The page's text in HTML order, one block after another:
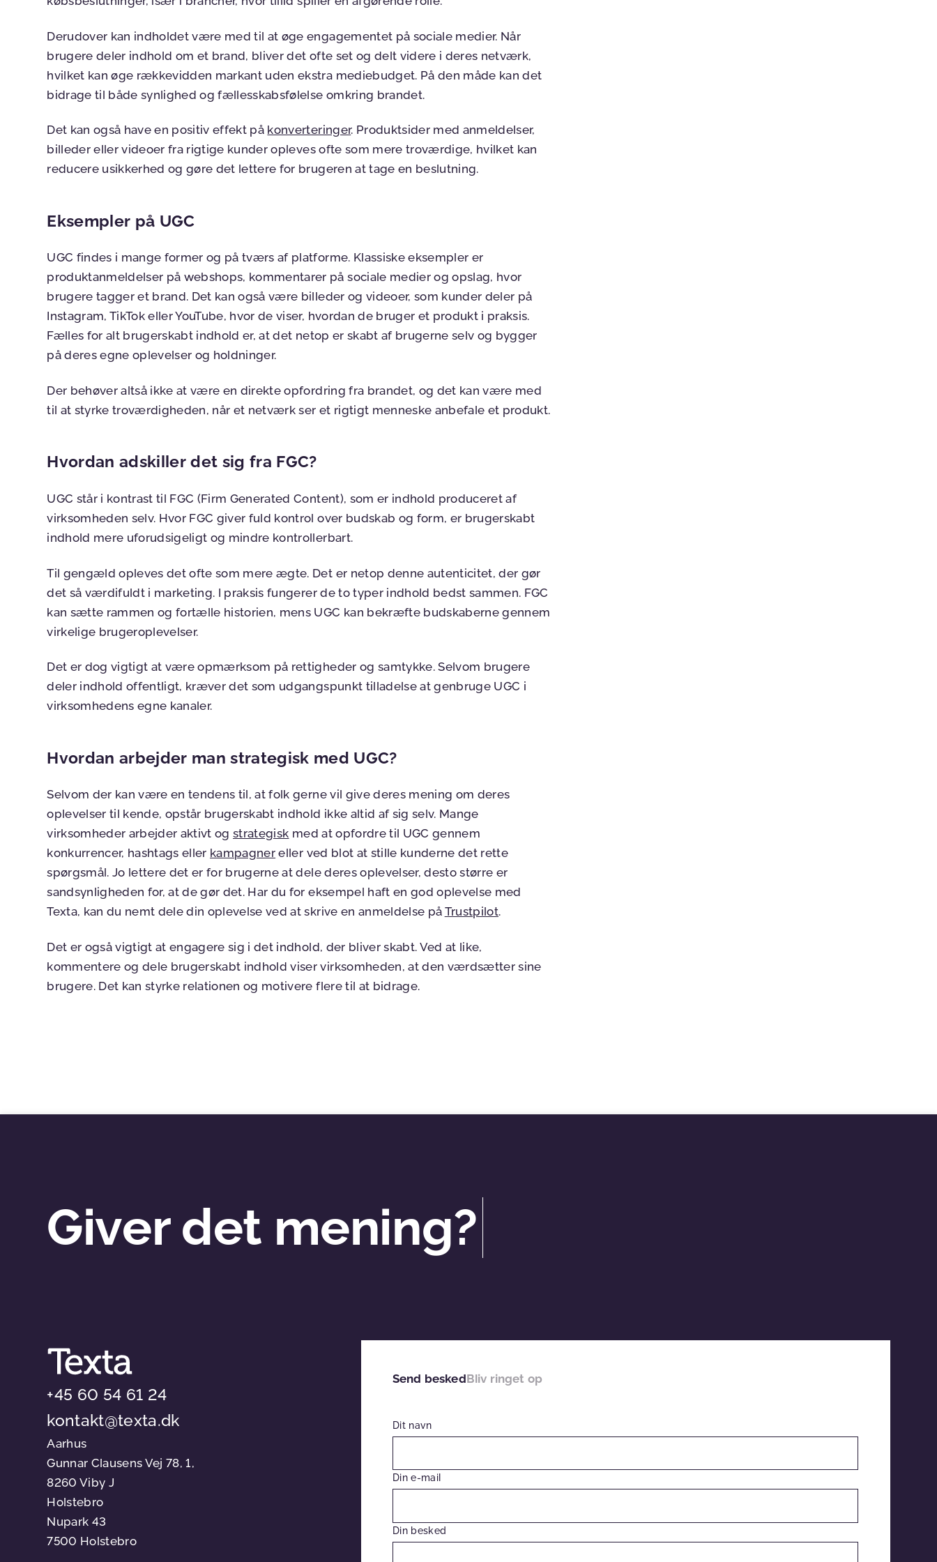
Derudover kan indholdet være med til at øge engagementet på sociale medier. Når
brugere deler indhold om et brand, bliver det ofte set og delt videre i deres netværk,
hvilket kan øge rækkevidden markant uden ekstra mediebudget. På den måde kan det
bidrage til både synlighed og fællesskabsfølelse omkring brandet.
Det kan også have en positiv effekt på konverteringer. Produktsider med anmeldelser,
billeder eller videoer fra rigtige kunder opleves ofte som mere troværdige, hvilket kan
reducere usikkerhed og gøre det lettere for brugeren at tage en beslutning.
Eksempler på UGC
UGC findes i mange former og på tværs af platforme. Klassiske eksempler er
produktanmeldelser på webshops, kommentarer på sociale medier og opslag, hvor
brugere tagger et brand. Det kan også være billeder og videoer, som kunder deler på
Instagram, TikTok eller YouTube, hvor de viser, hvordan de bruger et produkt i praksis.
Fælles for alt brugerskabt indhold er, at det netop er skabt af brugerne selv og bygger
på deres egne oplevelser og holdninger.
Der behøver altså ikke at være en direkte opfordring fra brandet, og det kan være med
til at styrke troværdigheden, når et netværk ser et rigtigt menneske anbefale et produkt.
Hvordan adskiller det sig fra FGC?
UGC står i kontrast til FGC (Firm Generated Content), som er indhold produceret af
virksomheden selv. Hvor FGC giver fuld kontrol over budskab og form, er brugerskabt
indhold mere uforudsigeligt og mindre kontrollerbart.
Til gengæld opleves det ofte som mere ægte. Det er netop denne autenticitet, der gør
det så værdifuldt i marketing. I praksis fungerer de to typer indhold bedst sammen. FGC
kan sætte rammen og fortælle historien, mens UGC kan bekræfte budskaberne gennem
virkelige brugeroplevelser.
Det er dog vigtigt at være opmærksom på rettigheder og samtykke. Selvom brugere
deler indhold offentligt, kræver det som udgangspunkt tilladelse at genbruge UGC i
virksomhedens egne kanaler.
Hvordan arbejder man strategisk med UGC?
Selvom der kan være en tendens til, at folk gerne vil give deres mening om deres
oplevelser til kende, opstår brugerskabt indhold ikke altid af sig selv. Mange
virksomheder arbejder aktivt ogstrategisk med at opfordre til UGC gennem
konkurrencer, hashtags eller kampagner eller ved blot at stille kunderne det rette
spørgsmål. Jo lettere det er for brugerne at dele deres oplevelser, desto større er
sandsynligheden for, at de gør det. Har du for eksempel haft en god oplevelse med
Texta, kan du nemt dele din oplevelse ved at skrive en anmeldelse på Trustpilot.
Det er også vigtigt at engagere sig i det indhold, der bliver skabt. Ved at like,
kommentere og dele brugerskabt indhold viser virksomheden, at den værdsætter sine
brugere. Det kan styrke relationen og motivere flere til at bidrage.
Giver det mening?
Send beskedBliv ringet op
Dit navn
Din e-mail
Din besked
+45 60 54 61 24
kontakt@texta.dk
Aarhus
Gunnar Clausens Vej 78, 1,
8260 Viby J
Holstebro
Nupark 43
7500 Holstebro